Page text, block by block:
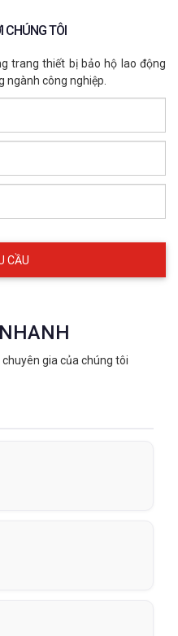
CHÚNG TÔI
trang thiết bị bảo hộ lao động
công nghiệp.
gia của chúng tôi